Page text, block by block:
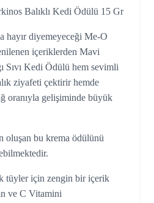
Balıklı Kedi Ödülü 15 Gr
hayır diyemeyeceği Me-O
içeriklerden Mavi
Sıvı Kedi Ödülü hem sevimli
ziyafeti çektirir hemde
oranıyla gelişiminde büyük
oluşan bu krema ödülünü
tüyler için zengin bir içerik
ve C Vitamini